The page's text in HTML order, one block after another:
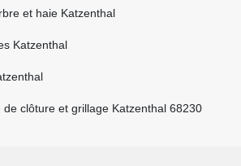
et haie Katzenthal
Katzenthal
de clôture et grillage Katzenthal 68230